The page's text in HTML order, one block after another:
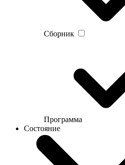
Сборник
Программа
Состояние